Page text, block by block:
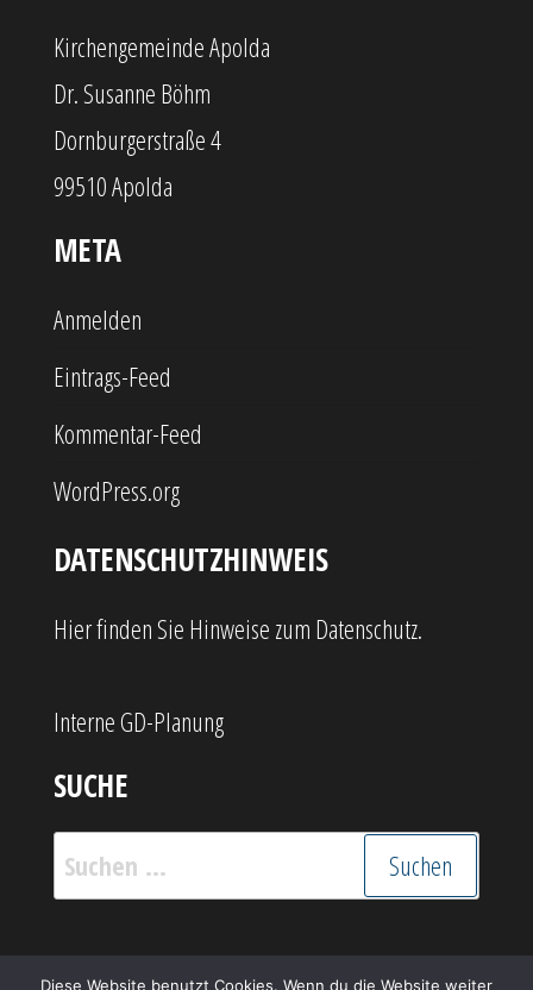
Kirchengemeinde Apolda
Dr. Susanne Böhm
Dornburgerstraße 4
99510 Apolda
META
Anmelden
Eintrags-Feed
Kommentar-Feed
WordPress.org
DATENSCHUTZHINWEIS
Hier finden Sie Hinweise zum Datenschutz.
Interne GD-Planung
SUCHE
Suchen
nach:
Diese Website benutzt Cookies. Wenn du die Website weiter